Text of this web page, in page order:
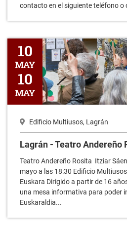
contacto en el siguiente teléfono o
Lagrán - Teatro Andereño Rosita
10
MAY
10
MAY
Edificio Multiusos, Lagrán
Lagrán - Teatro Andereño
Teatro Andereño Rosita Itziar
mayo a las 18:30 Edificio
Euskara Dirigido a partir de 16
una mesa informativa para poder
Euskaraldia...